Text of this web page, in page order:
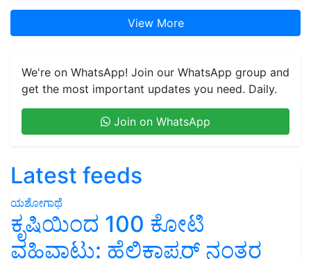
View More
We're on WhatsApp! Join our WhatsApp group and
get the most important updates you need. Daily.
Join on WhatsApp
Latest feeds
ಯಶೋಗಾಥೆ
ಕೃಷಿಯಿಂದ 100 ಕೋಟಿ
ವಹಿವಾಟು: ಹೆಲಿಕಾಪ್ಟರ್ ನಂತರ